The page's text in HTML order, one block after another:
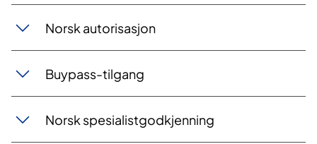
Norsk autorisasjon
Buypass-tilgang
Norsk spesialistgodkjenning